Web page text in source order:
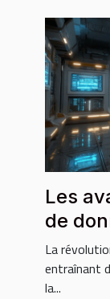
Les
de
cloud
La
entraînant
la...